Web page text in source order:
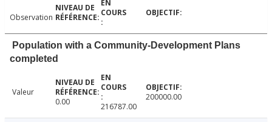
Observation
Population with a Community-Development Plans
completed
Valeur
0.00
216787.00
200000.00